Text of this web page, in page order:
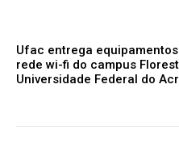
Ufac entrega
rede wi-fi do campus
Universidade Federal do